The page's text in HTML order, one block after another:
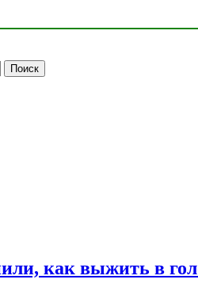
как выжить в